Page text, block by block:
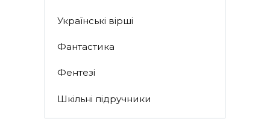
Українські вірші
Фантастика
Фентезі
Шкільні підручники